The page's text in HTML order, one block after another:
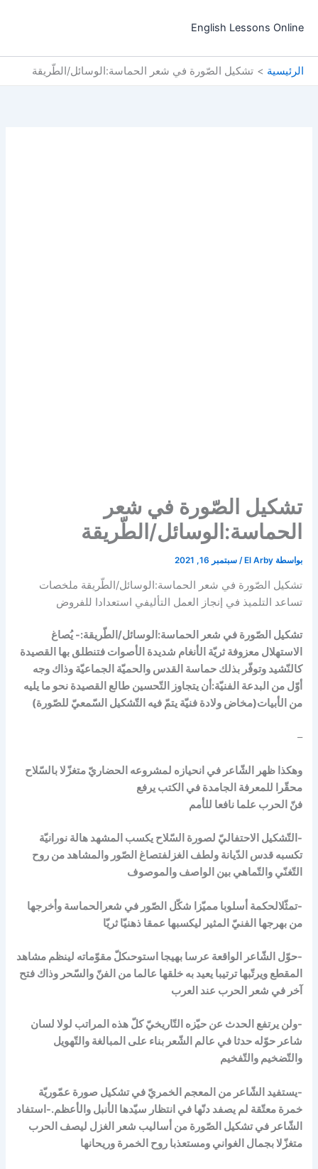
إلىEnglish Lessons Online
الرئيسية تشكيل الصّورة في شعر الحماسة:الوسائل/الطّريقة
تشكيل الصّورة في شعر
الحماسة:الوسائل/الطّريقة
بواسطة El Arby
/سبتمبر 16, 2021
تشكيل الصّورة في شعر الحماسة:الوسائل/الطّريقة ملخصات
تساعد التلميذ في إنجاز العمل التأليفي استعدادا للفروض
تشكيل الصّورة في شعر الحماسة:الوسائل/الطّريقة:- يُصاغ
الاستهلال معزوفة ثريّة الأنغام شديدة الأصوات فتنطلق بها القصيدة
كالنّشيد وتوفّر بذلك حماسة القدس والحميّة الجماعيّة وذاك وجه
أوّل من البدعة الفنيّة:أن يتجاوز التّحسين طالع القصيدة نحو ما يليه
من الأبيات(مخاض ولادة فنيّة يتمّ فيه التّشكيل السّمعيّ للصّورة)
–
وهكذا ظهر الشّاعر في انحيازه لمشروعه الحضاريّ متغزّلا بالسّلاح
محقّرا للمعرفة الجامدة في الكتب يرفع
فنّ الحرب علما نافعا للأمم
-التّشكيل الاحتفاليّ لصورة السّلاح يكسب المشهد هالة نورانيّة
تكسبه قدس الدّيانة ولطف الغزلفتصاغ الصّور والمشاهد من روح
التّغنّي والتّماهي بين الواصف والموصوف
-تمثّلالحكمة أسلوبا مميّزا شكّل الصّور في شعرالحماسة وأخرجها
من بهرجها الفنيّ المثير ليكسبها عمقا ذهنيّا ثريّا
-حوّل الشّاعر الواقعة عرسا بهيجا استوحىكلّ مقوّماته لينظم مشاهد
المقطع ويرتّبها ترتيبا يعيد به خلقها عالما من الفنّ والسّحر وذاك فتح
آخر في شعر الحرب عند العرب
-ولن يرتفع الحدث عن حيّزه التّاريخيّ كلّ هذه المراتب لولا لسان
شاعر حوّله حدثا في عالم الشّعر بناء على المبالغة والتّهويل
والتّضخيم والتّفخيم
-يستفيد الشّاعر من المعجم الخمريّ في تشكيل صورة عمّوريّة
خمرة معتّقة لم يصفد دنّها في انتظار سيّدها الأنبل والأعظم.-استفاد
الشّاعر في تشكيل الصّورة من أساليب شعر الغزل ليصف الحرب
متغزّلا بجمال الغواني ومستعذبا روح الخمرة وريحانها